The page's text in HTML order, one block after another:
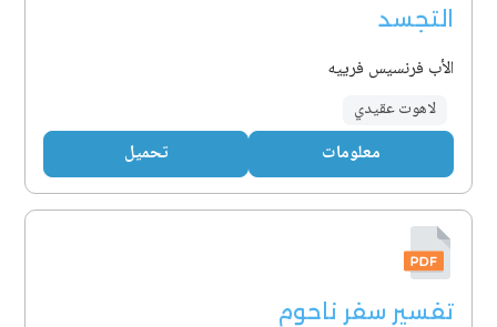
التجسد
الأب فرنسيس فرييه
لاهوت عقيدي
معلومات تحميل
تفسير سفر ناحوم